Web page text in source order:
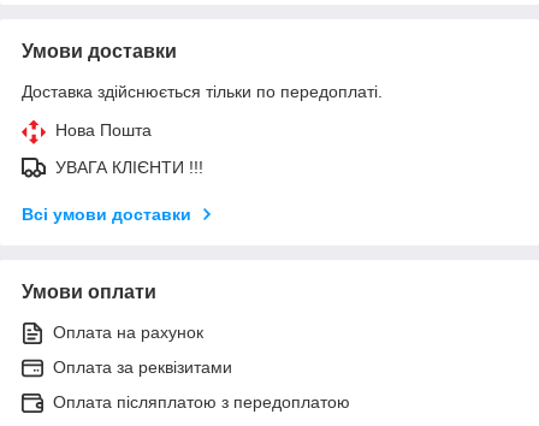
Умови доставки
Доставка здійснюється тільки по передоплаті.
Нова Пошта
УВАГА КЛІЄНТИ !!!
Всі умови доставки
Умови оплати
Оплата на рахунок
Оплата за реквізитами
Оплата післяплатою з передоплатою